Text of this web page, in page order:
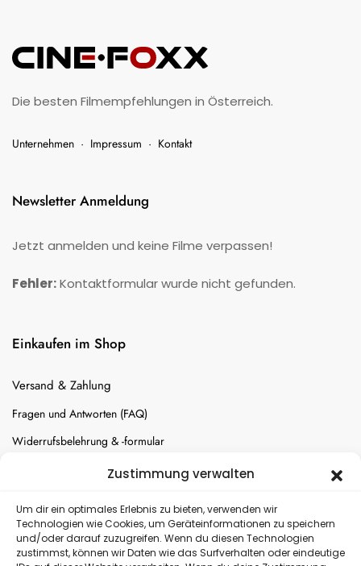
Zustimmung verwalten
Um dir ein optimales Erlebnis zu bieten, verwenden wir
Technologien wie Cookies, um Geräteinformationen zu speichern
und/oder darauf zuzugreifen. Wenn du diesen Technologien
zustimmst, können wir Daten wie das Surfverhalten oder eindeutige
Die besten Filmempfehlungen in Österreich.
Unternehmen · Impressum · Kontakt
Newsletter Anmeldung
Jetzt anmelden und keine Filme verpassen!
Fehler:Kontaktformular wurde nicht gefunden.
Einkaufen im Shop
Versand & Zahlung
Fragen und Antworten (FAQ)
Widerrufsbelehrung & -formular
Batterien-Entsorgung
Versand